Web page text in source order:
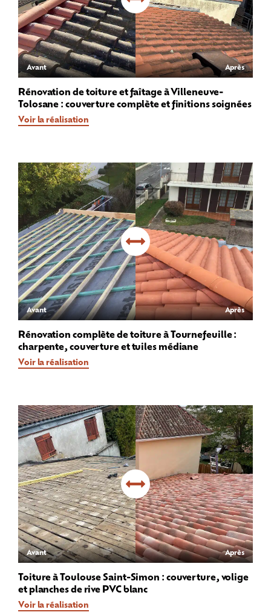
Avant Après
Rénovation de toiture et faîtage à Villeneuve-
Tolosane : couverture complète et finitions soignées
Voir la réalisation
Avant Après
Rénovation complète de toiture à Tournefeuille :
charpente, couverture et tuiles médiane
Voir la réalisation
Avant Après
Toiture à Toulouse Saint-Simon : couverture, volige
et planches de rive PVC blanc
Voir la réalisation